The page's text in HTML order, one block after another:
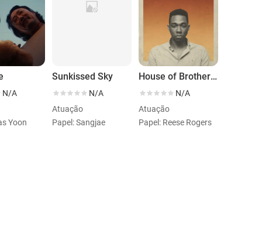
N/A
Yoon
Sunkissed Sky
N/A
Atuação
Papel: Sangjae
House of Brotherly Love
N/A
Atuação
Papel: Reese Rogers